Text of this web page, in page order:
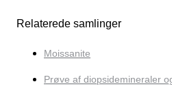
Relaterede samlinger
Moissanite
Prøve af diopsidemineraler